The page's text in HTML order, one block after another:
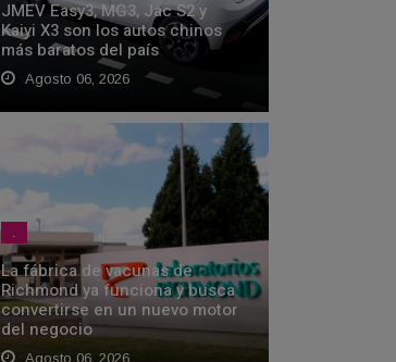
JMEV Easy3, MG3, Jac S2 y
Kaiyi X3 son los autos chinos
más baratos del país
Agosto 06, 2026
.
La fábrica de vacunas de
Richmond ya funciona y busca
convertirse en un nuevo motor
del negocio
Agosto 06, 2026